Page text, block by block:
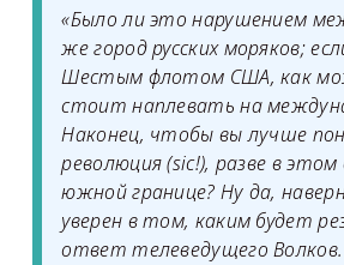
«Было ли это нарушением
же город русских моряков;
Шестым флотом США, как
стоит наплевать на
Наконец, чтобы вы лучше
революция (sic!), разве в
южной границе? Ну да,
уверен в том, каким будет
ответ телеведущего Волков.